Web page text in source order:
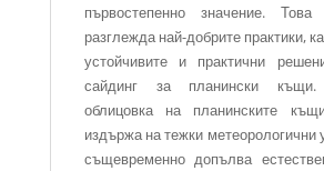
първостепенно значение. Това
разглежда най-добрите практики,
устойчивите и практични
сайдинг за планински къщи.
облицовка на планинските
издържа на тежки метеорологични
същевременно допълва